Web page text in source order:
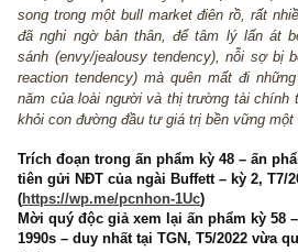
thường & chỉ tríchbởi báo chí,
chúng phổ biến, công khai và rộng rãi
Thoạt nghe qua thì đây quả thực là
song trong một bull market điên rồ,
đã nghi ngờ bản thân, để tâm lý
sánh (envy/jealousy tendency), nỗi
reaction tendency) mà quên mất đi
năm của loài người và thị trường tài
khỏi con đường đầu tư giá trị bền